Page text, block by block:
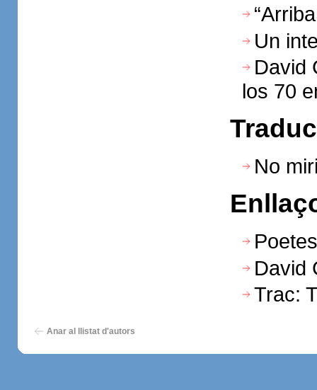
Un
David
los 70
No
David
Trac:
Anar al llistat d'autors